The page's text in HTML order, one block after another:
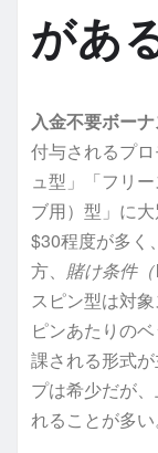
があ
入金不要ボー
付与されるプ
ュ型」「フリ
ブ用）型」に
$30程度が多く
方、 賭け条件（
スピン型は対
ピンあたりの
課される形式
プは希少だが
れることが多い